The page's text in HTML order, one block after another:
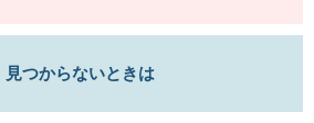
見つからないときは